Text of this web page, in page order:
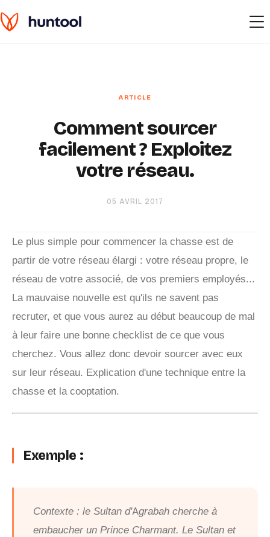
Comment sourcer
facilement ? Exploitez
votre réseau.
05 AVRIL 2017
Le plus simple pour commencer la chasse est de
partir de votre réseau élargi : votre réseau propre, le
réseau de votre associé, de vos premiers employés...
La mauvaise nouvelle est qu'ils ne savent pas
recruter, et que vous aurez au début beaucoup de mal
à leur faire une bonne checklist de ce que vous
cherchez. Vous allez donc devoir sourcer avec eux
sur leur réseau. Explication d'une technique entre la
chasse et la cooptation.
Exemple :
Contexte : le Sultan d'Agrabah cherche à
embaucher un Prince Charmant. Le Sultan et